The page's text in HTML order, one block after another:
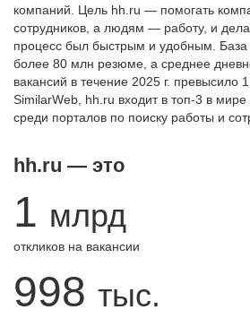
компаний. Цель hh.ru — помогать
сотрудников, а людям — работу, и
процесс был быстрым и удобным. База
более 80 млн резюме, а среднее
вакансий в течение 2025 г.
SimilarWeb, hh.ru входит в топ-3 в мире
среди порталов по поиску работы и
hh.ru — это
1 млрд
откликов на вакансии
998 тыс.